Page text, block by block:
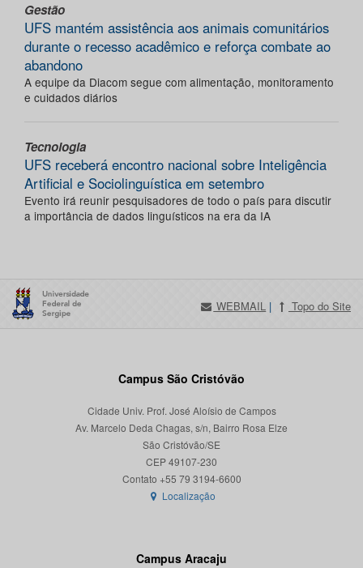
Gestão
UFS mantém assistência aos animais comunitários
durante o recesso acadêmico e reforça combate ao
abandono
A equipe da Diacom segue com alimentação, monitoramento
e cuidados diários
Tecnologia
UFS receberá encontro nacional sobre Inteligência
Artificial e Sociolinguística em setembro
Evento irá reunir pesquisadores de todo o país para discutir
a importância de dados linguísticos na era da IA
WEBMAIL | Topo do Site
Campus São Cristóvão
Cidade Univ. Prof. José Aloísio de Campos
Av. Marcelo Deda Chagas, s/n, Bairro Rosa Elze
São Cristóvão/SE
CEP 49107-230
Localização
Campus Aracaju